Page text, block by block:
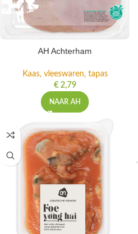
AH Achterham
Kaas, vleeswaren, tapas
€2,79
NAAR AH